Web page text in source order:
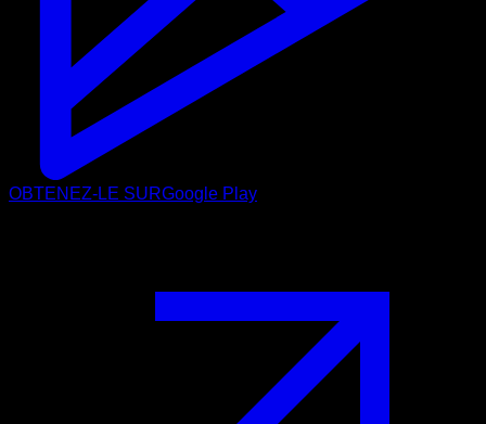
OBTENEZ-LE SURGoogle Play